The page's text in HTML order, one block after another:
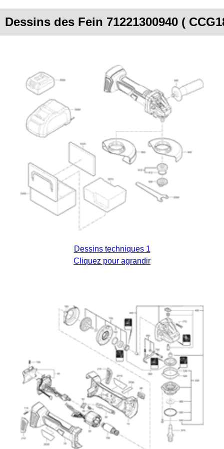
Dessins des Fein 71221300940 (
Dessins techniques 1
Cliquez pour agrandir